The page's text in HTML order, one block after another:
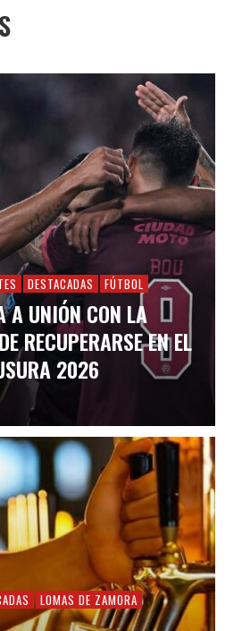
DESTACADAS FÚTBOL
A UNIÓN CON LA
RECUPERARSE EN EL
2026
LOMAS DE ZAMORA